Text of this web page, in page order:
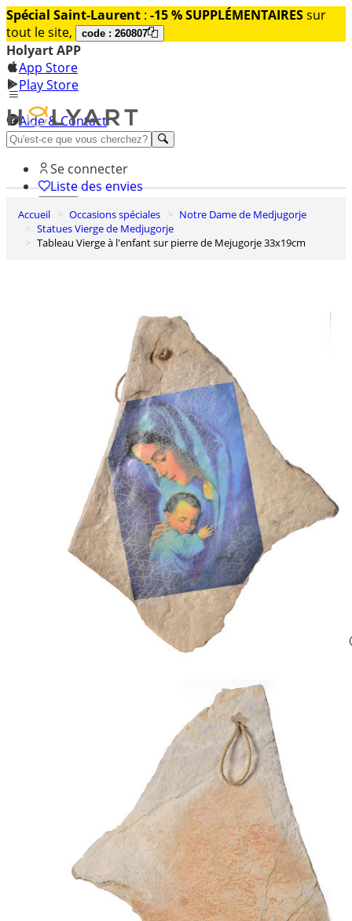
Spécial Saint-Laurent : -15 % SUPPLÉMENTAIRESsur
tout le site,
code : 260807
Holyart APP
App Store
Play Store
Aide & Contact
Découvrez Premium
Se connecter
Liste des envies
0
Panier
Accueil Occasions spéciales
Notre Dame de Medjugorje
Statues Vierge de Medjugorje
Tableau Vierge à l'enfant sur pierre de Mejugorje 33x19cm